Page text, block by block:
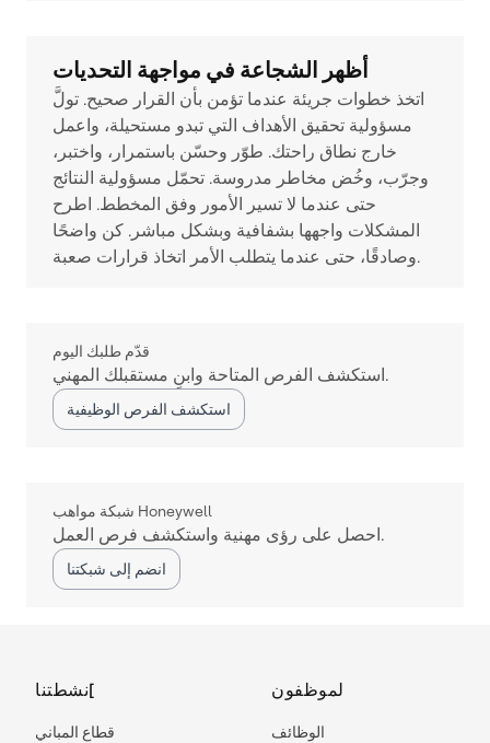
أظهر الشجاعة في مواجهة التحديات
اتخذ خطوات جريئة عندما تؤمن بأن القرار صحيح. تولَّ
مسؤولية تحقيق الأهداف التي تبدو مستحيلة، واعمل
خارج نطاق راحتك. طوّر وحسّن باستمرار، واختبر،
وجرّب، وخُض مخاطر مدروسة. تحمّل مسؤولية النتائج
حتى عندما لا تسير الأمور وفق المخطط. اطرح
المشكلات واجهها بشفافية وبشكل مباشر. كن واضحًا
وصادقًا، حتى عندما يتطلب الأمر اتخاذ قرارات صعبة.
قدّم طلبك اليوم
استكشف الفرص المتاحة وابنِ مستقبلك المهني.
استكشف الفرص الوظيفية
شبكة مواهب Honeywell
احصل على رؤى مهنية واستكشف فرص العمل.
انضم إلى شبكتنا
نشطتنا[
قطاع المباني
لموظفون
الوظائف